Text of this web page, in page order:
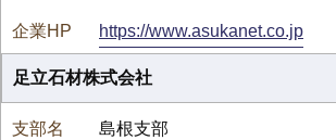
https://www.asukanet.co.jp
足立石材株式会社
島根支部